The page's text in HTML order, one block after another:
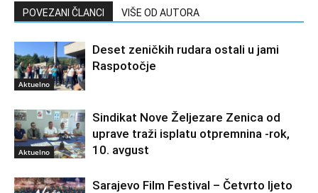
POVEZANI ČLANCI VIŠE OD AUTORA
Aktuelno
Deset zeničkih rudara ostali u jami
Raspotočje
Aktuelno
Sindikat Nove Željezare Zenica od
uprave traži isplatu otpremnina -rok,
10. avgust
Sarajevo Film Festival – Četvrto ljeto